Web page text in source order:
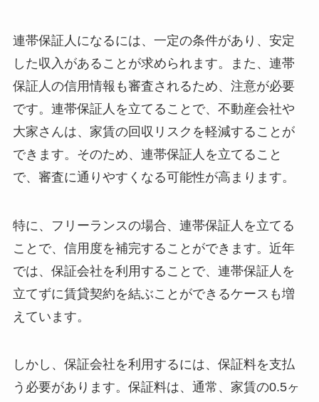
連帯保証人になるには、一定の条件があり、安定
した収入があることが求められます。また、連帯
保証人の信用情報も審査されるため、注意が必要
です。連帯保証人を立てることで、不動産会社や
大家さんは、家賃の回収リスクを軽減することが
できます。そのため、連帯保証人を立てること
で、審査に通りやすくなる可能性が高まります。
特に、フリーランスの場合、連帯保証人を立てる
ことで、信用度を補完することができます。近年
では、保証会社を利用することで、連帯保証人を
立てずに賃貸契約を結ぶことができるケースも増
えています。
しかし、保証会社を利用するには、保証料を支払
う必要があります。保証料は、通常、家賃の0.5ヶ